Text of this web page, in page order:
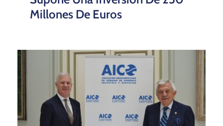
Millones De Euros